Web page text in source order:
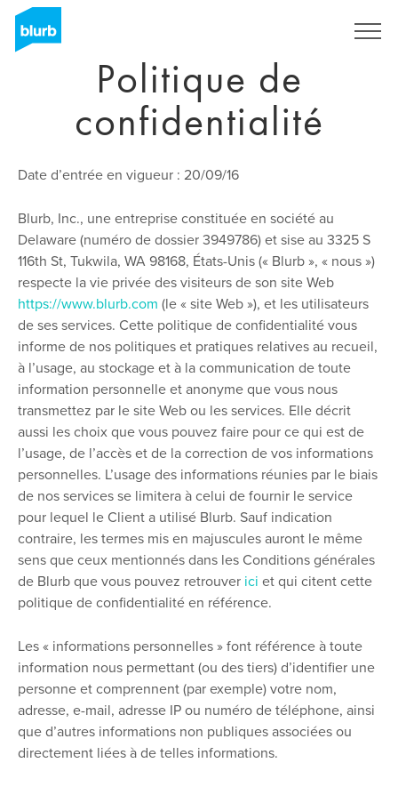
Skip
main
Politique de
confidentialité
Date d’entrée en vigueur : 20/09/16
Blurb, Inc., une entreprise constituée en société au
Delaware (numéro de dossier 3949786) et sise au 3325 S
116th St, Tukwila, WA 98168, États-Unis (« Blurb », « nous »)
respecte la vie privée des visiteurs de son site Web
https://www.blurb.com (le « site Web »), et les utilisateurs
de ses services. Cette politique de confidentialité vous
informe de nos politiques et pratiques relatives au recueil,
à l’usage, au stockage et à la communication de toute
information personnelle et anonyme que vous nous
transmettez par le site Web ou les services. Elle décrit
aussi les choix que vous pouvez faire pour ce qui est de
l’usage, de l’accès et de la correction de vos informations
personnelles. L’usage des informations réunies par le biais
de nos services se limitera à celui de fournir le service
pour lequel le Client a utilisé Blurb. Sauf indication
contraire, les termes mis en majuscules auront le même
sens que ceux mentionnés dans les Conditions générales
de Blurb que vous pouvez retrouver ici et qui citent cette
politique de confidentialité en référence.
Les « informations personnelles » font référence à toute
information nous permettant (ou des tiers) d’identifier une
personne et comprennent (par exemple) votre nom,
adresse, e-mail, adresse IP ou numéro de téléphone, ainsi
que d’autres informations non publiques associées ou
directement liées à de telles informations.